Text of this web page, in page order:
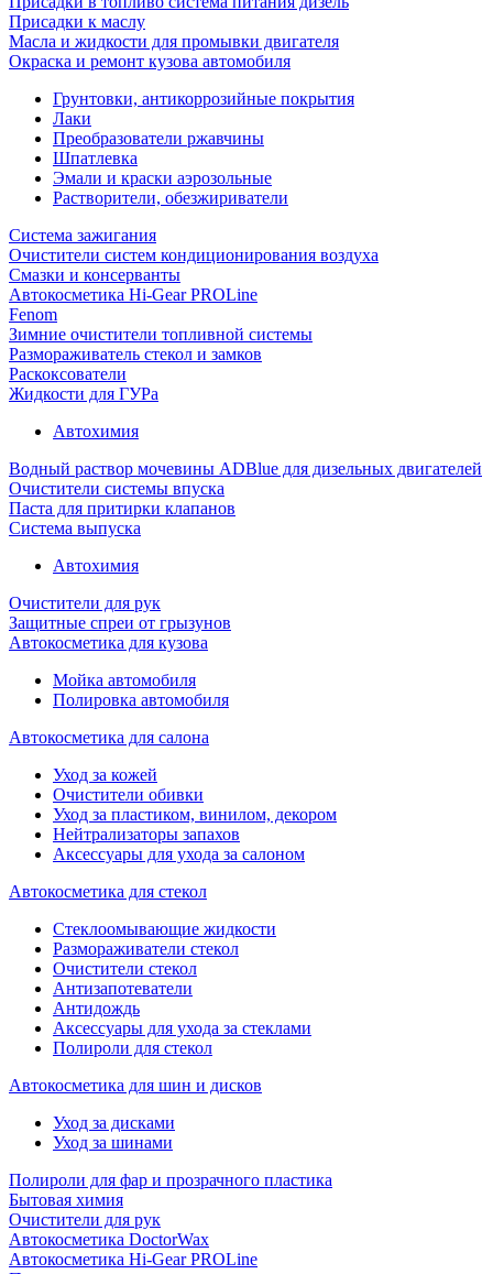
Присадки к маслу
Масла и жидкости для промывки двигателя
Окраска и ремонт кузова автомобиля
Грунтовки, антикоррозийные покрытия
Лаки
Преобразователи ржавчины
Шпатлевка
Эмали и краски аэрозольные
Растворители, обезжириватели
Система зажигания
Очистители систем кондиционирования воздуха
Смазки и консерванты
Автокосметика Hi-Gear PROLine
Fenom
Зимние очистители топливной системы
Размораживатель стекол и замков
Раскоксователи
Жидкости для ГУРа
Автохимия
Водный раствор мочевины ADBlue для дизельных двигателей
Очистители системы впуска
Паста для притирки клапанов
Система выпуска
Автохимия
Очистители для рук
Защитные спреи от грызунов
Автокосметика для кузова
Мойка автомобиля
Полировка автомобиля
Автокосметика для салона
Уход за кожей
Очистители обивки
Уход за пластиком, винилом, декором
Нейтрализаторы запахов
Аксессуары для ухода за салоном
Автокосметика для стекол
Стеклоомывающие жидкости
Размораживатели стекол
Очистители стекол
Антизапотеватели
Антидождь
Аксессуары для ухода за стеклами
Полироли для стекол
Автокосметика для шин и дисков
Уход за дисками
Уход за шинами
Полироли для фар и прозрачного пластика
Бытовая химия
Очистители для рук
Автокосметика DoctorWax
Автокосметика Hi-Gear PROLine